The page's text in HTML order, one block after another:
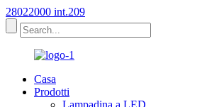
28022000 int.209
Casa
Prodotti
Lampadina a LED